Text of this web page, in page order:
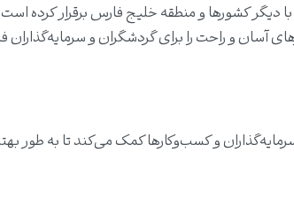
دیگر کشورها و منطقه خلیج فارس برقرار کرده
آسان و راحت را برای گردشگران و سرمایه‌گذاران
و کسب‌وکارها کمک می‌کند تا به طور